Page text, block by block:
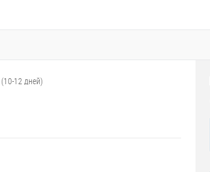
(10-12 дней)